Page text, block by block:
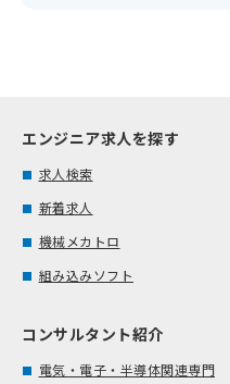
エンジニア求人を探す
求人検索
新着求人
機械メカトロ
組み込みソフト
コンサルタント紹介
電気・電子・半導体関連専門